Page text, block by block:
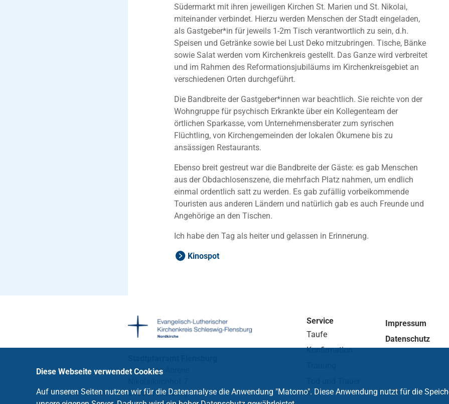
Südermarkt mit ihren jeweiligen Kirchen St. Marien und St. Nikolai,
miteinander verbindet. Hierzu werden Menschen der Stadt eingeladen,
als Gastgeber*in für jeweils 1-2m Tisch verantwortlich zu sein, d.h.
Speisen und Getränke sowie bei Lust Deko mitzubringen. Tische, Bänke
sowie Salat werden vom Kirchenkreis gestellt. Das Ganze wird verbreitet
und im Rahmen des Reformationsjubiläums im Kirchenkreisgebiet an
verschiedenen Orten durchgeführt.
Die Bandbreite der Gastgeber*innen war beachtlich. Sie reichte von der
Wohngruppe für psychisch Erkrankte über ein Kollegenteam der
örtlichen Sparkasse, vom Unternehmensberater zum syrischen
Flüchtling, von Kirchengemeinden der lokalen Ökumene bis zu
ansässigen Restaurants.
Ebenso breit gestreut war die Bandbreite der Gäste: es gab Menschen
aus der Obdachlosenszene, die mehrfach Platz nahmen, um endlich
einmal ordentlich satt zu werden. Es gab zufällig vorbeikommende
Touristen aus anderen Ländern und natürlich gab es auch Freunde und
Angehörige an den Tischen.
Ich habe den Tag als heiter und gelassen in Erinnerung.
Kinospot
Johannes Ahrens
24937 Flensburg
Service
Taufe
Konfirmation
Impressum
Datenschutz
Diese Webseite verwendet Cookies
Auf unseren Seiten nutzen wir für die Datenanalyse die Anwendung "Matomo". Diese Anwendung nutzt für die